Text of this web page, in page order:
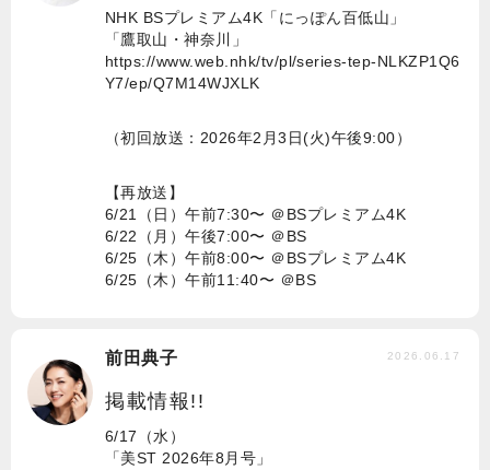
NHK BSプレミアム4K「にっぽん百低山」
「鷹取山・神奈川」
https://www.web.nhk/tv/pl/series-tep-NLKZP1Q6
Y7/ep/Q7M14WJXLK
（初回放送：2026年2月3日(火)午後9:00）
【再放送】
6/21（日）午前7:30〜 ＠BSプレミアム4K
6/22（月）午後7:00〜 ＠BS
6/25（木）午前8:00〜 ＠BSプレミアム4K
6/25（木）午前11:40〜 ＠BS
前田典子
掲載情報!!
6/17（水）
「美ST 2026年8月号」
2026.06.17